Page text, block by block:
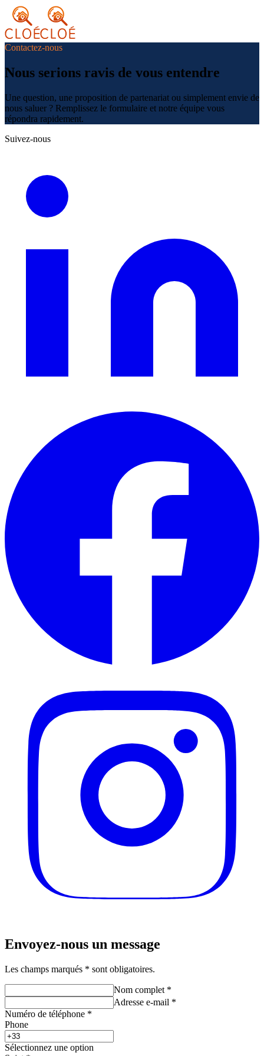
Contactez-nous
Nous serions ravis de vous entendre
Une question, une proposition de partenariat ou simplement envie de
nous saluer ? Remplissez le formulaire et notre équipe vous
répondra rapidement.
Suivez-nous
Envoyez-nous un message
Les champs marqués * sont obligatoires.
Nom complet *
Adresse e-mail *
Numéro de téléphone *
Phone
Sélectionnez une option